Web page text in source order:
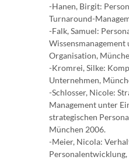
-Hanen, Birgit:
Turnaround-
-Falk, Samuel:
Wissensmanagement
Organisation,
-Kromrei, Silke:
Unternehmen,
-Schlosser, Nicole:
Management unter
strategischen
München 2006.
-Meier, Nicola: